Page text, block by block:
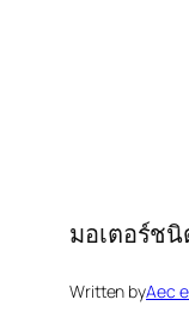
มอเตอร์ชนิ
Written byAec